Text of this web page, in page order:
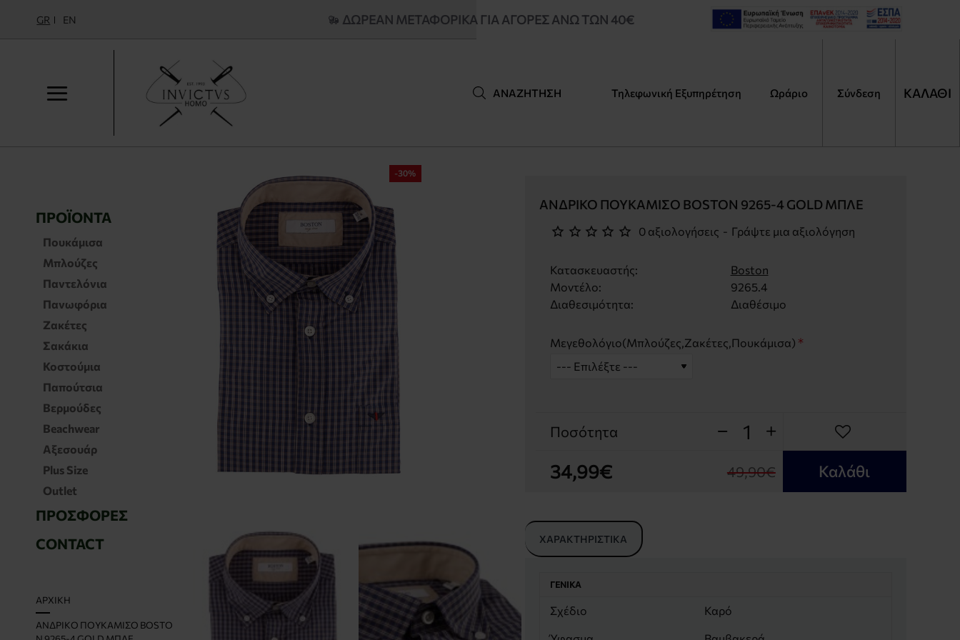
ΔΩΡΕΑΝ ΜΕΤΑΦΟΡΙΚΆ ΓΙΑ ΑΓΟΡΈΣ ΆΝΩ ΤΩΝ 40€
GR EN
ΠΡΟΪΌΝΤΑ
Πουκάμισα
Μπλούζες
Παντελόνια
Πανωφόρια
Ζακέτες
Σακάκια
Κοστούμια
Παπούτσια
Βερμούδες
Beachwear
Αξεσουάρ
Plus Size
Outlet
ΠΡΟΣΦΟΡΈΣ
CONTACT
ΑΡΧΙΚΉ
M
ΑΝΔΡΙΚΌ ΠΟΥΚΆΜΙΣΟ BOSTO
ΑΝΑΖΉΤΗΣΗ
Τι
Αναζήτηση
Τηλεφωνική Εξυπηρέτηση Ωράριο Σύνδεση ΚΑΛΑΘΙ
-30%
ΑΝΔΡΙΚΌ ΠΟΥΚΆΜΙΣΟ BOSTON 9265-4 GOLD ΜΠΛΕ
Κατασκευαστής:
Boston
Μοντέλο:
9265.4
Διαθεσιμότητα:
Διαθέσιμο
0 αξιολογήσεις - Γράψτε μια αξιολόγηση
Μεγεθολόγιο(Μπλούζες,Ζακέτες,Πουκάμισα)
Ποσότητα
34,99€ 49,90€ Καλάθι
ΧΑΡΑΚΤΗΡΙΣΤΙΚΆ
ΓΕΝΙΚΆ
Σχέδιο Καρό